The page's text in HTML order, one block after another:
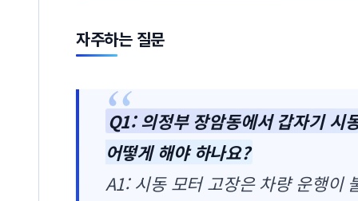
자주하는 질문
Q1: 의정부 장암동에서 갑자기 시
어떻게 해야 하나요?
A1: 시동 모터 고장은 차량 운행이